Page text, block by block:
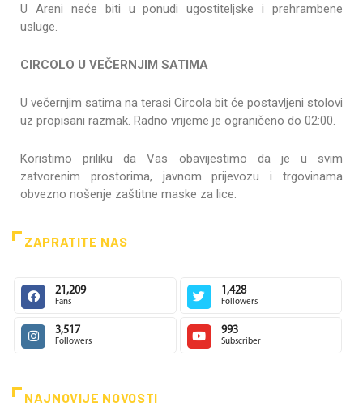
U Areni neće biti u ponudi ugostiteljske i prehrambene
usluge.
CIRCOLO U VEČERNJIM SATIMA
U večernjim satima na terasi Circola bit će postavljeni stolovi
uz propisani razmak. Radno vrijeme je ograničeno do 02:00.
Koristimo priliku da Vas obavijestimo da je u svim
zatvorenim prostorima, javnom prijevozu i trgovinama
obvezno nošenje zaštitne maske za lice.
ZAPRATITE NAS
21,209
Fans
1,428
Followers
3,517
Followers
993
Subscriber
NAJNOVIJE NOVOSTI